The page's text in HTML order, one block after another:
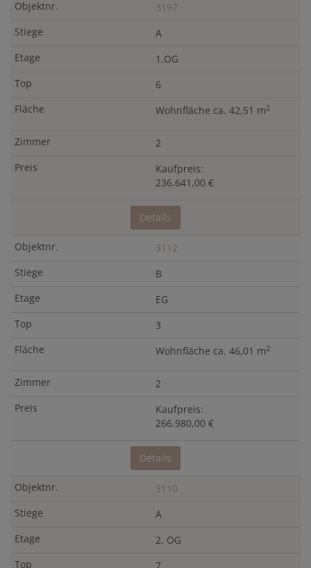
3197
A
1.OG
6
Wohnfläche ca. 42,51 m2
2
Kaufpreis:
236.641,00 €
Details
3112
B
EG
3
Wohnfläche ca. 46,01 m2
2
Kaufpreis:
266.980,00 €
Details
3110
A
2. OG